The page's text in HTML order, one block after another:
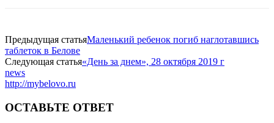
Предыдущая статьяМаленький ребенок погиб наглотавшись
таблеток в Белове
Следующая статья«День за днем», 28 октября 2019 г
news
http://mybelovo.ru
ОСТАВЬТЕ ОТВЕТ